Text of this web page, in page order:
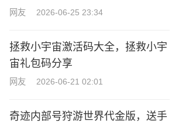
网友 2026-06-25 23:34
拯救小宇宙激活码大全，拯救小宇
宙礼包码分享
网友 2026-06-21 02:01
奇迹内部号狩游世界代金版，送手